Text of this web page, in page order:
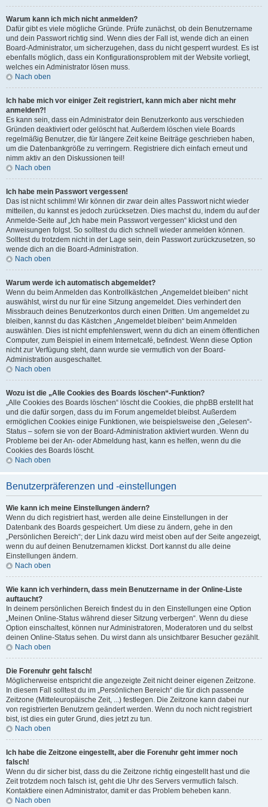
Warum kann ich mich nicht anmelden?
Dafür gibt es viele mögliche Gründe. Prüfe zunächst, ob dein Benutzername
und dein Passwort richtig sind. Wenn dies der Fall ist, wende dich an einen
Board-Administrator, um sicherzugehen, dass du nicht gesperrt wurdest. Es ist
ebenfalls möglich, dass ein Konfigurationsproblem mit der Website vorliegt,
welches ein Administrator lösen muss.
Nach oben
Ich habe mich vor einiger Zeit registriert, kann mich aber nicht mehr
anmelden?!
Es kann sein, dass ein Administrator dein Benutzerkonto aus verschieden
Gründen deaktiviert oder gelöscht hat. Außerdem löschen viele Boards
regelmäßig Benutzer, die für längere Zeit keine Beiträge geschrieben haben,
um die Datenbankgröße zu verringern. Registriere dich einfach erneut und
nimm aktiv an den Diskussionen teil!
Nach oben
Ich habe mein Passwort vergessen!
Das ist nicht schlimm! Wir können dir zwar dein altes Passwort nicht wieder
mitteilen, du kannst es jedoch zurücksetzen. Dies machst du, indem du auf der
Anmelde-Seite auf „Ich habe mein Passwort vergessen“ klickst und den
Anweisungen folgst. So solltest du dich schnell wieder anmelden können.
Solltest du trotzdem nicht in der Lage sein, dein Passwort zurückzusetzen, so
wende dich an die Board-Administration.
Nach oben
Warum werde ich automatisch abgemeldet?
Wenn du beim Anmelden das Kontrollkästchen „Angemeldet bleiben“ nicht
auswählst, wirst du nur für eine Sitzung angemeldet. Dies verhindert den
Missbrauch deines Benutzerkontos durch einen Dritten. Um angemeldet zu
bleiben, kannst du das Kästchen „Angemeldet bleiben“ beim Anmelden
auswählen. Dies ist nicht empfehlenswert, wenn du dich an einem öffentlichen
Computer, zum Beispiel in einem Internetcafé, befindest. Wenn diese Option
nicht zur Verfügung steht, dann wurde sie vermutlich von der Board-
Administration ausgeschaltet.
Nach oben
Wozu ist die „Alle Cookies des Boards löschen“-Funktion?
„Alle Cookies des Boards löschen“ löscht die Cookies, die phpBB erstellt hat
und die dafür sorgen, dass du im Forum angemeldet bleibst. Außerdem
ermöglichen Cookies einige Funktionen, wie beispielsweise den „Gelesen“-
Status – sofern sie von der Board-Administration aktiviert wurden. Wenn du
Probleme bei der An- oder Abmeldung hast, kann es helfen, wenn du die
Cookies des Boards löscht.
Nach oben
Benutzerpräferenzen und -einstellungen
Wie kann ich meine Einstellungen ändern?
Wenn du dich registriert hast, werden alle deine Einstellungen in der
Datenbank des Boards gespeichert. Um diese zu ändern, gehe in den
„Persönlichen Bereich“; der Link dazu wird meist oben auf der Seite angezeigt,
wenn du auf deinen Benutzernamen klickst. Dort kannst du alle deine
Einstellungen ändern.
Nach oben
Wie kann ich verhindern, dass mein Benutzername in der Online-Liste
auftaucht?
In deinem persönlichen Bereich findest du in den Einstellungen eine Option
„Meinen Online-Status während dieser Sitzung verbergen“. Wenn du diese
Option einschaltest, können nur Administratoren, Moderatoren und du selbst
deinen Online-Status sehen. Du wirst dann als unsichtbarer Besucher gezählt.
Nach oben
Die Forenuhr geht falsch!
Möglicherweise entspricht die angezeigte Zeit nicht deiner eigenen Zeitzone.
In diesem Fall solltest du im „Persönlichen Bereich“ die für dich passende
Zeitzone (Mitteleuropäische Zeit, ...) festlegen. Die Zeitzone kann dabei nur
von registrierten Benutzern geändert werden. Wenn du noch nicht registriert
bist, ist dies ein guter Grund, dies jetzt zu tun.
Nach oben
Ich habe die Zeitzone eingestellt, aber die Forenuhr geht immer noch
falsch!
Wenn du dir sicher bist, dass du die Zeitzone richtig eingestellt hast und die
Zeit trotzdem noch falsch ist, geht die Uhr des Servers vermutlich falsch.
Kontaktiere einen Administrator, damit er das Problem beheben kann.
Nach oben